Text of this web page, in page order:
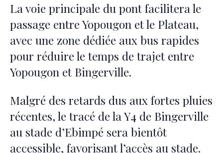
La voie principale du pont facilitera le
passage entre Yopougon et le Plateau,
avec une zone dédiée aux bus rapides
pour réduire le temps de trajet entre
Yopougon et Bingerville.
Malgré des retards dus aux fortes pluies
récentes, le tracé de la Y4 de Bingerville
au stade d’Ebimpé sera bientôt
accessible, favorisant l’accès au stade.